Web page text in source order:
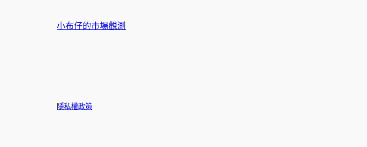
小布仔的市場觀測
隱私權政策